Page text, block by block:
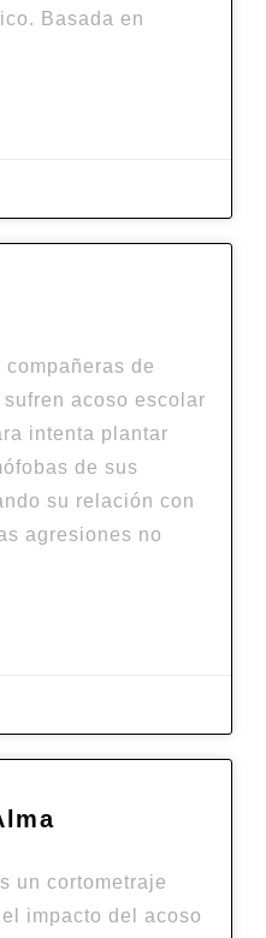
Basada en
de
acoso escolar
intenta plantar
de sus
su relación con
agresiones no
un cortometraje
impacto del acoso